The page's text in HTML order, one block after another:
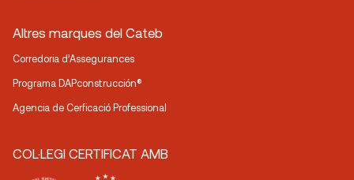
Altres marques del Cateb
Corredoria d’Assegurances
Programa DAPconstrucción®
Agencia de Cerficació Professional
COL·LEGI CERTIFICAT AMB